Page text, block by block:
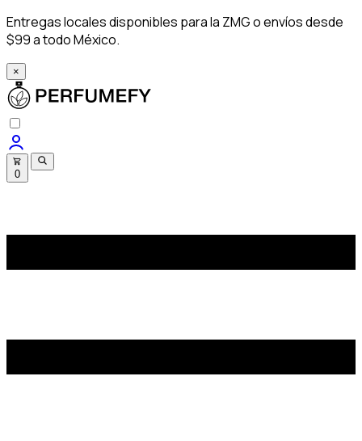
Entregas locales disponibles para la ZMG o envíos desde
$99 a todo México.
×
0